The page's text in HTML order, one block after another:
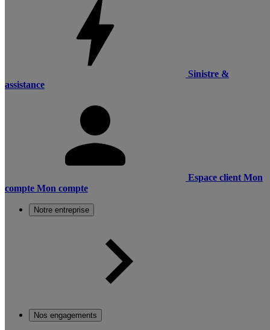
Sinistre &
assistance
Espace client Mon
compte Mon compte
Notre entreprise
Nos engagements